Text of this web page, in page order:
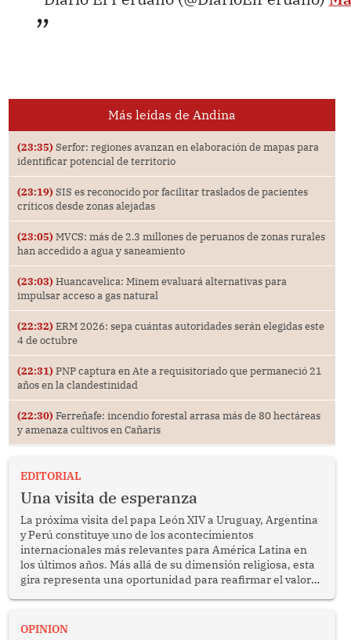
Más leídas de Andina
(23:35) Serfor: regiones avanzan en elaboración de mapas para
identificar potencial de territorio
(23:19) SIS es reconocido por facilitar traslados de pacientes
críticos desde zonas alejadas
(23:05) MVCS: más de 2.3 millones de peruanos de zonas rurales
han accedido a agua y saneamiento
(23:03) Huancavelica: Minem evaluará alternativas para
impulsar acceso a gas natural
(22:32) ERM 2026: sepa cuántas autoridades serán elegidas este
4 de octubre
(22:31) PNP captura en Ate a requisitoriado que permaneció 21
años en la clandestinidad
(22:30) Ferreñafe: incendio forestal arrasa más de 80 hectáreas
y amenaza cultivos en Cañaris
EDITORIAL
Una visita de esperanza
La próxima visita del papa León XIV a Uruguay, Argentina
y Perú constituye uno de los acontecimientos
internacionales más relevantes para América Latina en
los últimos años. Más allá de su dimensión religiosa, esta
gira representa una oportunidad para reafirmar el valor
enfrenta desafíos en materia de desarrollo, cohesión
OPINION